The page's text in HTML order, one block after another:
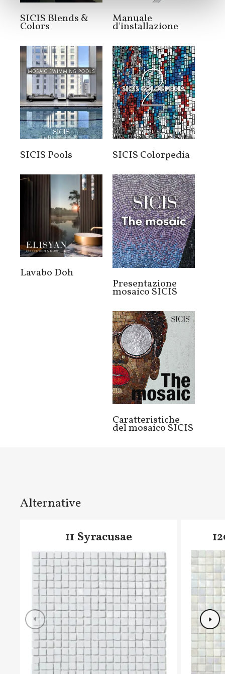
SICIS Blends &
Colors
Manuale
d'installazione
SICIS Pools SICIS Colorpedia
Lavabo Doh
Presentazione
mosaico SICIS
Caratteristiche
del mosaico SICIS
Alternative
11 Syracusae